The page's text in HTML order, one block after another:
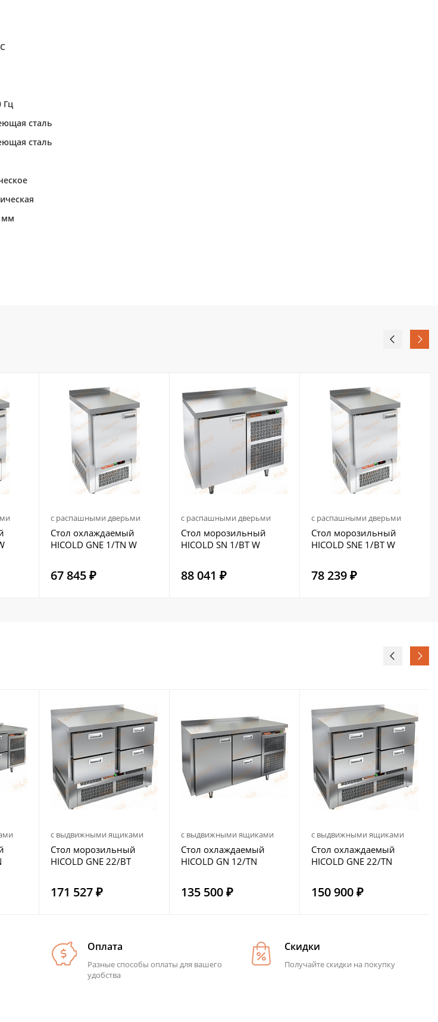
Гц
сталь
сталь
мм
с распашными дверьми
Стол охлаждаемый
HICOLD GNE 1/TN W
67 845 ₽
с распашными дверьми
Стол морозильный
HICOLD SN 1/BT W
88 041 ₽
с распашными дверьми
Стол морозильный
HICOLD SNE 1/BT W
78 239 ₽
с выдвижными ящиками
Стол морозильный
HICOLD GNE 22/BT
171 527 ₽
с выдвижными ящиками
Стол охлаждаемый
HICOLD GN 12/TN
135 500 ₽
с выдвижными ящиками
Стол охлаждаемый
HICOLD GNE 22/TN
150 900 ₽
Оплата
Разные способы оплаты для вашего
удобства
Скидки
Получайте скидки на покупку